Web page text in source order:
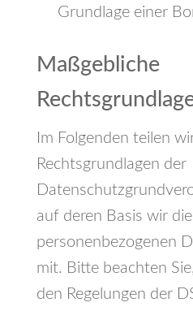
Grundlage einer
Maßgebliche
Im Folgenden teilen
Rechtsgrundlagen der
auf deren Basis wir die
personenbezogenen
mit. Bitte beachten
den Regelungen der